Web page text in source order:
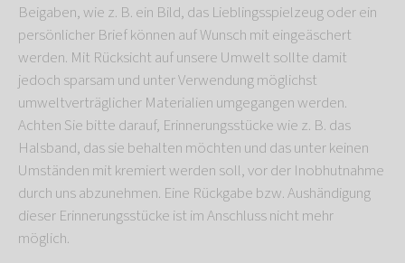
Beigaben, wie z. B. ein Bild, das Lieblingsspielzeug oder ein
persönlicher Brief können auf Wunsch mit eingeäschert
werden. Mit Rücksicht auf unsere Umwelt sollte damit
jedoch sparsam und unter Verwendung möglichst
umweltverträglicher Materialien umgegangen werden.
Achten Sie bitte darauf, Erinnerungsstücke wie z. B. das
Halsband, das sie behalten möchten und das unter keinen
Umständen mit kremiert werden soll, vor der Inobhutnahme
durch uns abzunehmen. Eine Rückgabe bzw. Aushändigung
dieser Erinnerungsstücke ist im Anschluss nicht mehr
möglich.